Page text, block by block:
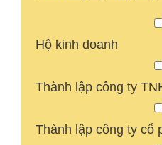
Hộ kinh doanh
Thành lập công ty
Thành lập công ty cổ